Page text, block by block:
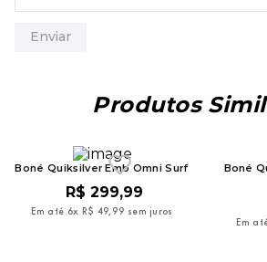
Enviar
Produtos
Boné Quiksilver Emb Omni Surf
R$ 299,99
Em até 6x R$ 49, 99 sem juros
Boné
Em